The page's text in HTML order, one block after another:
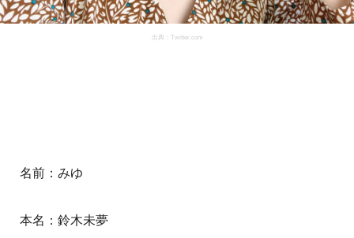
出典：Twitter.com
名前：みゆ
本名：鈴木未夢